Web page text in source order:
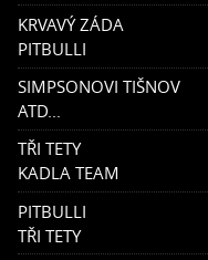
KRVAVÝ ZÁDA
PITBULLI
SIMPSONOVI TIŠNOV
ATD...
TŘI TETY
KADLA TEAM
PITBULLI
TŘI TETY